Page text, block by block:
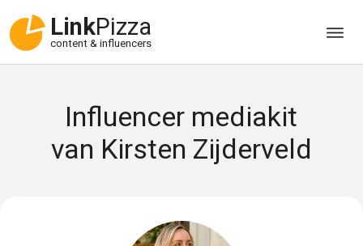
LinkPizza
content & influencers
Influencer mediakit
van Kirsten Zijderveld